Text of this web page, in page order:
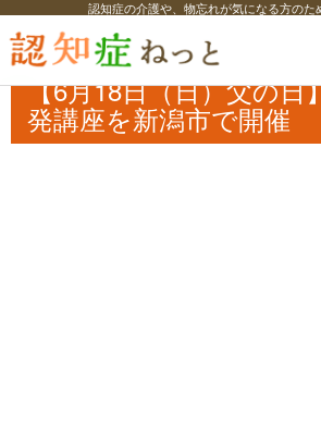
認知症の介護や、物忘れが気になる方のた
認知症ねっと 認知症最新ニュース イベント
日】補聴器の啓発講座を新潟市で開催
【6⽉18⽇（⽇）父の日
発講座を新潟市で開催